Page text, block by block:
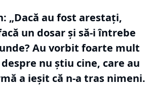
„Dacă au fost arestaţi,
un dosar şi să-i întrebe
Au vorbit foarte mult
nu ştiu cine, care au
a ieşit că n-a tras nimeni.